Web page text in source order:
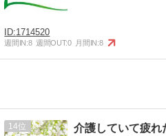
1714520
週間IN:8 週間OUT:0 月間IN:8
14 介護していて疲れ